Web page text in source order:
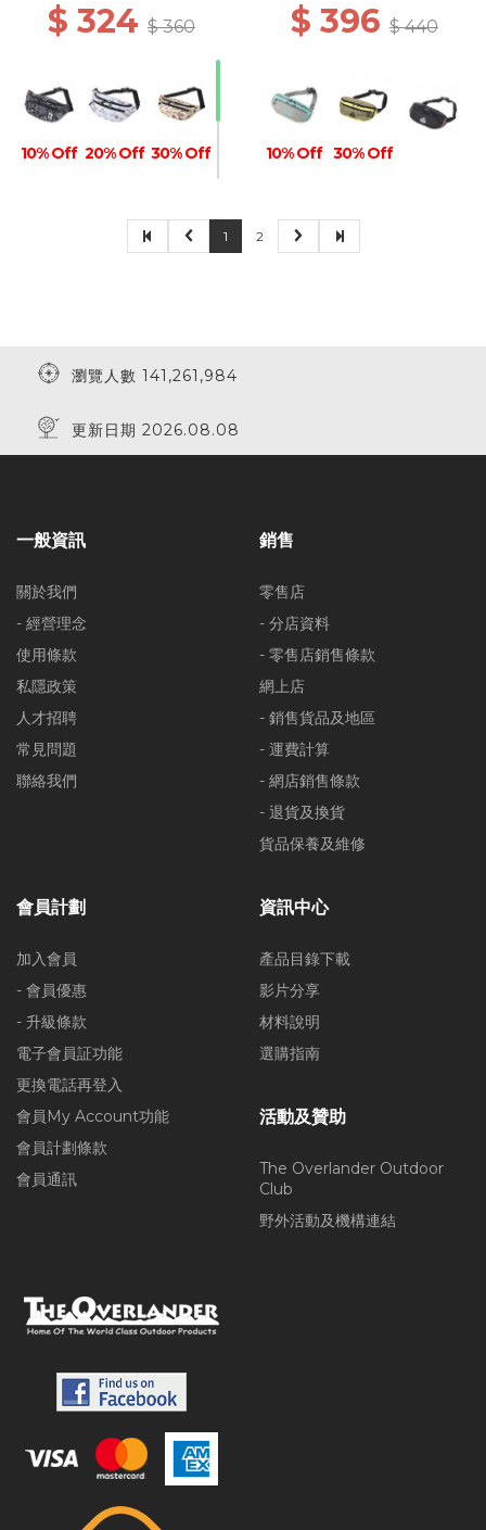
$ 324 $ 360
10% Off 20% Off 30% Off
$ 396 $ 440
10% Off 30% Off
1 2
瀏覽人數 141,261,984
更新日期 2026.08.08
一般資訊
關於我們
- 經營理念
使用條款
私隱政策
人才招聘
常見問題
聯絡我們
銷售
零售店
- 分店資料
- 零售店銷售條款
網上店
- 銷售貨品及地區
- 運費計算
- 網店銷售條款
- 退貨及換貨
貨品保養及維修
會員計劃
加入會員
- 會員優惠
- 升級條款
電子會員証功能
更換電話再登入
會員My Account功能
會員計劃條款
會員通訊
資訊中心
產品目錄下載
影片分享
材料說明
選購指南
活動及贊助
The Overlander Outdoor
Club
野外活動及機構連結